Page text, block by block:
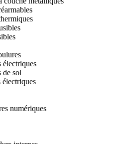
électriques
de sol
numériques